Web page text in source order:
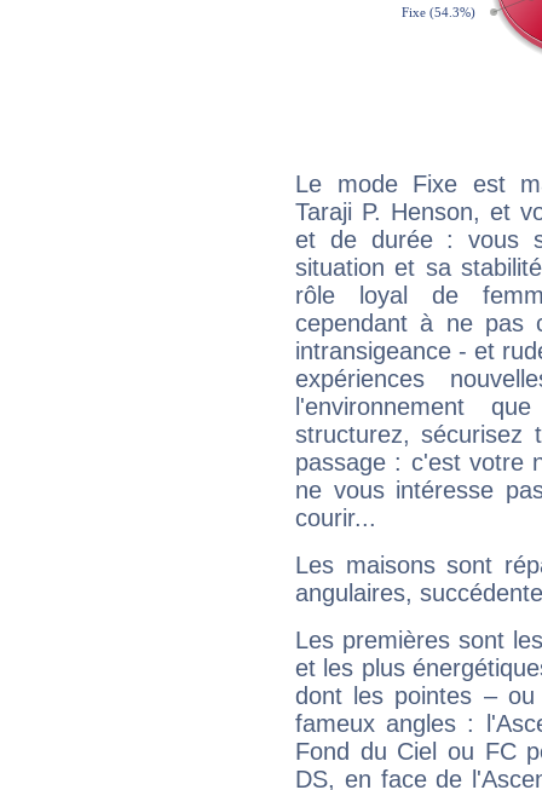
Le mode Fixe est
Taraji P. Henson, et
et de durée : vous
situation et sa
rôle loyal de
cependant à ne pas
intransigeance - et
expériences
l'environnement
structurez, sécurisez
passage : c'est votre
ne vous intéresse
courir...
Les maisons sont
angulaires,
Les premières sont
et les plus
dont les pointes –
fameux angles :
Fond du Ciel ou FC
DS, en face de